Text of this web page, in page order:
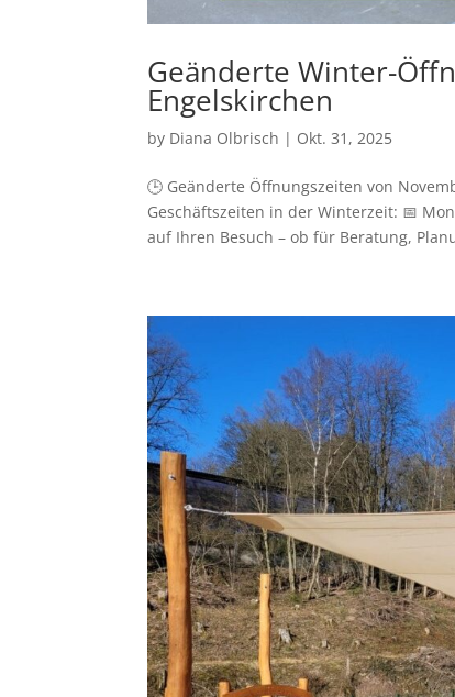
Geänderte Winter-
Engelskirchen
by Diana Olbrisch | Okt. 31, 2025
🕒 Geänderte Öffnungszeiten von
Geschäftszeiten in der Winterzeit: 📅
auf Ihren Besuch – ob für Beratung,